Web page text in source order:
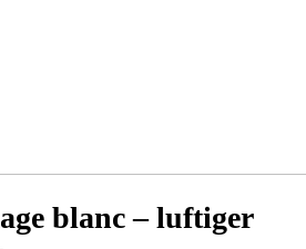
blanc – luftiger